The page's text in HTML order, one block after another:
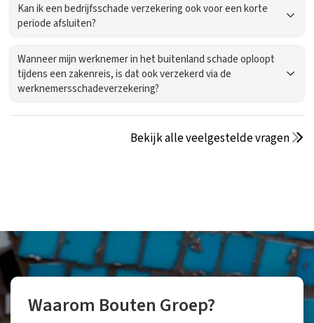
Kan ik een bedrijfsschade verzekering ook voor een korte
periode afsluiten?
Wanneer mijn werknemer in het buitenland schade oploopt
tijdens een zakenreis, is dat ook verzekerd via de
werknemersschadeverzekering?
Bekijk alle veelgestelde vragen
Waarom Bouten Groep?